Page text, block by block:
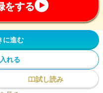
をする
に進む
れる
試し読み